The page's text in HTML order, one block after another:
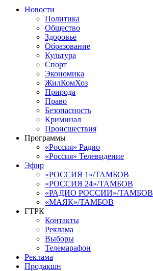
Новости
Политика
Общество
Здоровье
Образование
Культура
Спорт
Экономика
ЖилКомХоз
Природа
Право
Безопасность
Криминал
Происшествия
Программы
«Россия» Радио
«Россия» Телевидение
Эфир
«РОССИЯ 1»/ТАМБОВ
«РОССИЯ 24»/ТАМБОВ
«РАДИО РОССИИ»/ТАМБОВ
«МАЯК»/ТАМБОВ
ГТРК
Контакты
Реклама
Выборы
Телемарафон
Реклама
Продакшн